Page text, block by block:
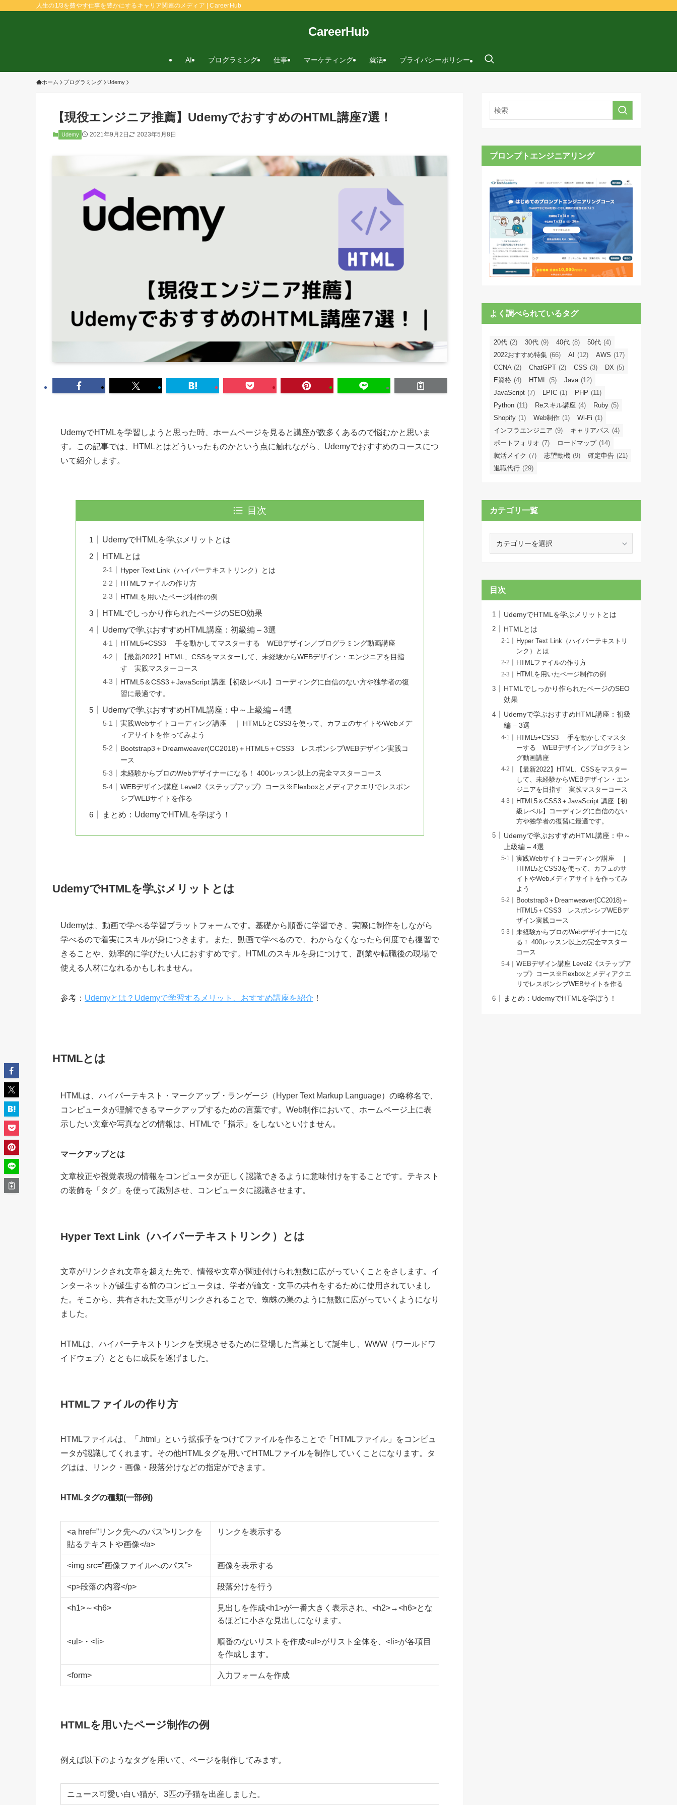
人生の1/3を費やす仕事を豊かにするキャリア関連のメディア | CareerHub
CareerHub
AI プログラミング 仕事 マーケティング 就活 プライバシーポリシー
ホーム プログラミング Udemy
【現役エンジニア推薦】UdemyでおすすめのHTML講座7選！
Udemy 2021年9月2日 2023年5月8日
UdemyでHTMLを学習しようと思った時、ホームページを見ると講座が数多くあるので悩むかと思いま
す。この記事では、HTMLとはどういったものかという点に触れながら、Udemyでおすすめのコースにつ
いて紹介します。
目次
UdemyでHTMLを学ぶメリットとは
HTMLとは
Hyper Text Link（ハイパーテキストリンク）とは
HTMLファイルの作り方
HTMLを用いたページ制作の例
HTMLでしっかり作られたページのSEO効果
Udemyで学ぶおすすめHTML講座：初級編 – 3選
HTML5+CSS3 手を動かしてマスターする WEBデザイン／プログラミング動画講座
【最新2022】HTML、CSSをマスターして、未経験からWEBデザイン・エンジニアを目指
す 実践マスターコース
HTML5＆CSS3＋JavaScript 講座【初級レベル】コーディングに自信のない方や独学者の復
習に最適です。
Udemyで学ぶおすすめHTML講座：中～上級編 – 4選
実践Webサイトコーディング講座 ｜ HTML5とCSS3を使って、カフェのサイトやWebメデ
ィアサイトを作ってみよう
Bootstrap3＋Dreamweaver(CC2018)＋HTML5＋CSS3 レスポンシブWEBデザイン実践コ
ース
未経験からプロのWebデザイナーになる！ 400レッスン以上の完全マスターコース
WEBデザイン講座 Level2《ステップアップ》コース※Flexboxとメディアクエリでレスポン
シブWEBサイトを作る
まとめ：UdemyでHTMLを学ぼう！
UdemyでHTMLを学ぶメリットとは
Udemyは、動画で学べる学習プラットフォームです。基礎から順番に学習でき、実際に制作をしながら
学べるので着実にスキルが身につきます。また、動画で学べるので、わからなくなったら何度でも復習で
きることや、効率的に学びたい人におすすめです。HTMLのスキルを身につけて、副業や転職後の現場で
使える人材になれるかもしれません。
参考： Udemyとは？Udemyで学習するメリット、おすすめ講座を紹介 ！
HTMLとは
HTMLは、ハイパーテキスト・マークアップ・ランゲージ（Hyper Text Markup Language）の略称名で、
コンピュータが理解できるマークアップするための言葉です。Web制作において、ホームページ上に表
示したい文章や写真などの情報は、HTMLで「指示」をしないといけません。
マークアップとは
文章校正や視覚表現の情報をコンピュータが正しく認識できるように意味付けをすることです。テキスト
の装飾を「タグ」を使って識別させ、コンピュータに認識させます。
Hyper Text Link（ハイパーテキストリンク）とは
文章がリンクされ文章を超えた先で、情報や文章が関連付けられ無数に広がっていくことをさします。イ
ンターネットが誕生する前のコンピュータは、学者が論文・文章の共有をするために使用されていまし
た。そこから、共有された文章がリンクされることで、蜘蛛の巣のように無数に広がっていくようになり
ました。
HTMLは、ハイパーテキストリンクを実現させるために登場した言葉として誕生し、WWW（ワールドワ
イドウェブ）とともに成長を遂げました。
HTMLファイルの作り方
HTMLファイルは、「.html」という拡張子をつけてファイルを作ることで「HTMLファイル」をコンピュ
ータが認識してくれます。その他HTMLタグを用いてHTMLファイルを制作していくことになります。タ
グはは、リンク・画像・段落分けなどの指定ができます。
HTMLタグの種類(一部例)
<a href=”リンク先へのパス”>リンクを
貼るテキストや画像</a>
リンクを表示する
<img src=”画像ファイルへのパス”> 画像を表示する
<p>段落の内容</p> 段落分けを行う
<h1>～<h6>
見出しを作成<h1>が一番大きく表示され、<h2>→<h6>とな
るほどに小さな見出しになります。
<ul>・<li>
順番のないリストを作成<ul>がリスト全体を、<li>が各項目
を作成します。
<form> 入力フォームを作成
HTMLを用いたページ制作の例
例えば以下のようなタグを用いて、ページを制作してみます。
ニュース可愛い白い猫が、3匹の子猫を出産しました。
プロンプトエンジニアリング
よく調べられているタグ
20代 (2) 30代 (9) 40代 (8) 50代 (4)
2022おすすめ特集 (66) AI (12) AWS (17)
CCNA (2) ChatGPT (2) CSS (3) DX (5)
E資格 (4) HTML (5) Java (12)
JavaScript (7) LPIC (1) PHP (11)
Python (11) Reスキル講座 (4) Ruby (5)
Shopify (1) Web制作 (1) Wi-Fi (1)
インフラエンジニア (9) キャリアパス (4)
ポートフォリオ (7) ロードマップ (14)
就活メイク (7) 志望動機 (9) 確定申告 (21)
退職代行 (29)
カテゴリ一覧
一
覧
目次
UdemyでHTMLを学ぶメリットとは
HTMLとは
Hyper Text Link（ハイパーテキストリ
ンク）とは
HTMLファイルの作り方
HTMLを用いたページ制作の例
HTMLでしっかり作られたページのSEO
効果
Udemyで学ぶおすすめHTML講座：初級
編 – 3選
HTML5+CSS3 手を動かしてマスタ
ーする WEBデザイン／プログラミン
グ動画講座
【最新2022】HTML、CSSをマスター
して、未経験からWEBデザイン・エン
ジニアを目指す 実践マスターコース
HTML5＆CSS3＋JavaScript 講座【初
級レベル】コーディングに自信のない
方や独学者の復習に最適です。
Udemyで学ぶおすすめHTML講座：中～
上級編 – 4選
実践Webサイトコーディング講座 ｜
HTML5とCSS3を使って、カフェのサ
イトやWebメディアサイトを作ってみ
よう
Bootstrap3＋Dreamweaver(CC2018)＋
HTML5＋CSS3 レスポンシブWEBデ
ザイン実践コース
未経験からプロのWebデザイナーにな
る！ 400レッスン以上の完全マスター
コース
WEBデザイン講座 Level2《ステップア
ップ》コース※Flexboxとメディアクエ
リでレスポンシブWEBサイトを作る
まとめ：UdemyでHTMLを学ぼう！